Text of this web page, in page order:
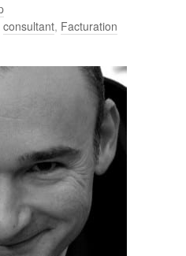
consultant, Facturation